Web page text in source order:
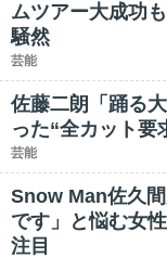
ムツアー大成功
騒然
芸能
佐藤二朗「踊る
った“全カット要
芸能
Snow Man佐久
です」と悩む女
注目